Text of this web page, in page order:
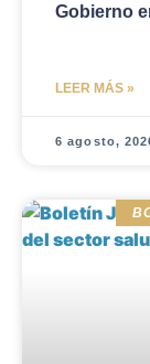
Gobierno
LEER MÁS »
6 agosto,